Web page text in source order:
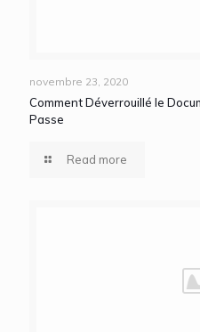
novembre 23, 2020
Comment Déverrouillé le
Passe
Read more